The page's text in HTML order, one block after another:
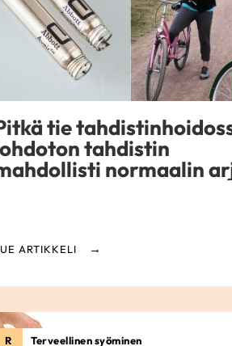
tie
tahdistin
normaalin
ARTIKKELI
R Terveellinen syöminen